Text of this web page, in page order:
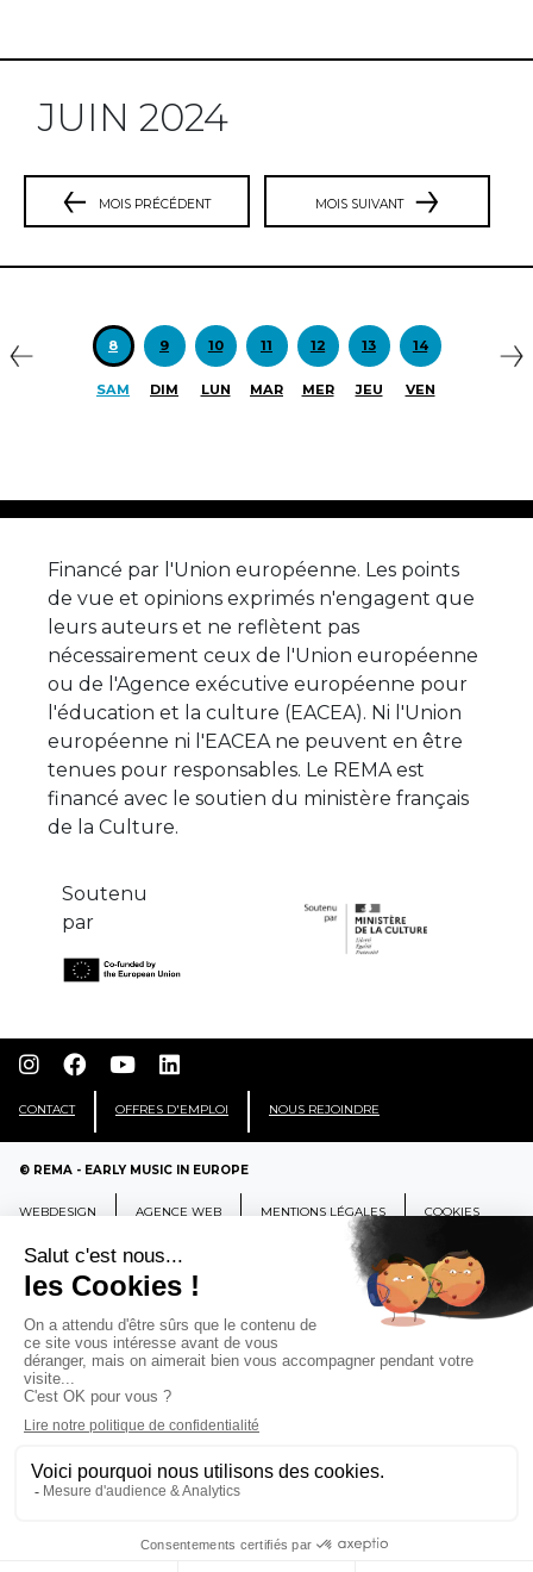
JUIN 2024
MOIS PRÉCÉDENT MOIS SUIVANT
8
SAM
9
DIM
10
LUN
11
MAR
12
MER
13
JEU
14
VEN
Financé par l'Union européenne. Les points
de vue et opinions exprimés n'engagent que
leurs auteurs et ne reflètent pas
nécessairement ceux de l'Union européenne
ou de l'Agence exécutive européenne pour
l'éducation et la culture (EACEA). Ni l'Union
européenne ni l'EACEA ne peuvent en être
tenues pour responsables. Le REMA est
financé avec le soutien du ministère français
de la Culture.
Soutenu
par
CONTACT OFFRES D'EMPLOI NOUS REJOINDRE
© REMA - EARLY MUSIC IN EUROPE
WEBDESIGN AGENCE WEB MENTIONS LÉGALES COOKIES
REMA
RÉSEAU EUROPÉEN DE MUSIQUE
ANCIENNE EUROPEAN EARLY MUSIC
CCR Ambronay - Place Thollon F-01500 Ambronay,
info@rema-eemn.net